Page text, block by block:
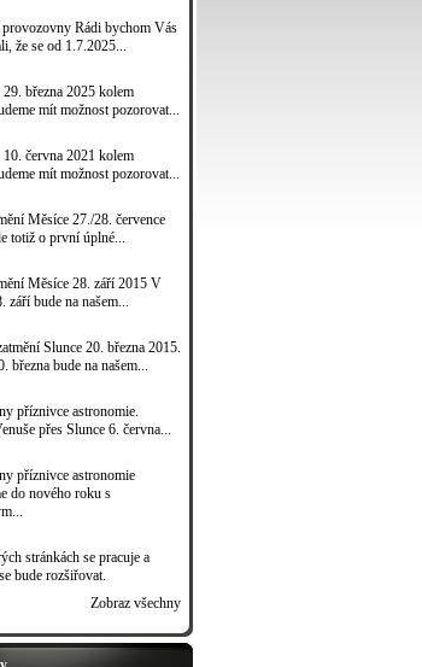
provozovny Rádi bychom Vás
že se od 1.7.2025...
března 2025 kolem
mít možnost pozorovat...
června 2021 kolem
mít možnost pozorovat...
Měsíce 27./28. července
totiž o první úplné...
Měsíce 28. září 2015 V
září bude na našem...
Slunce 20. března 2015.
března bude na našem...
příznivce astronomie.
přes Slunce 6. června...
příznivce astronomie
do nového roku s
stránkách se pracuje a
bude rozšiřovat.
Zobraz všechny